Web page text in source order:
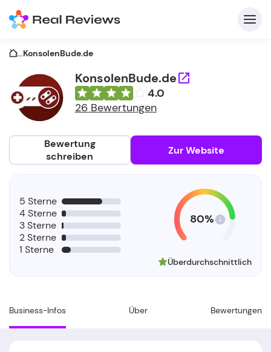
...KonsolenBude.de
KonsolenBude.de
4.0
26 Bewertungen
Bewertung
schreiben
Zur Website
Business-Infos Über Bewertungen
5 Sterne
4 Sterne
3 Sterne
2 Sterne
1 Sterne
80%
Überdurchschnittlich